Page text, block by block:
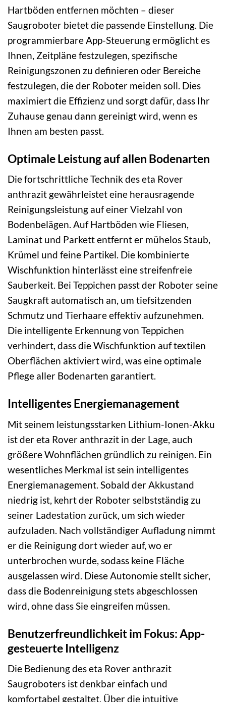
Hartböden entfernen möchten – dieser
Saugroboter bietet die passende Einstellung. Die
programmierbare App-Steuerung ermöglicht es
Ihnen, Zeitpläne festzulegen, spezifische
Reinigungszonen zu definieren oder Bereiche
festzulegen, die der Roboter meiden soll. Dies
maximiert die Effizienz und sorgt dafür, dass Ihr
Zuhause genau dann gereinigt wird, wenn es
Ihnen am besten passt.
Optimale Leistung auf allen Bodenarten
Die fortschrittliche Technik des eta Rover
anthrazit gewährleistet eine herausragende
Reinigungsleistung auf einer Vielzahl von
Bodenbelägen. Auf Hartböden wie Fliesen,
Laminat und Parkett entfernt er mühelos Staub,
Krümel und feine Partikel. Die kombinierte
Wischfunktion hinterlässt eine streifenfreie
Sauberkeit. Bei Teppichen passt der Roboter seine
Saugkraft automatisch an, um tiefsitzenden
Schmutz und Tierhaare effektiv aufzunehmen.
Die intelligente Erkennung von Teppichen
verhindert, dass die Wischfunktion auf textilen
Oberflächen aktiviert wird, was eine optimale
Pflege aller Bodenarten garantiert.
Intelligentes Energiemanagement
Mit seinem leistungsstarken Lithium-Ionen-Akku
ist der eta Rover anthrazit in der Lage, auch
größere Wohnflächen gründlich zu reinigen. Ein
wesentliches Merkmal ist sein intelligentes
Energiemanagement. Sobald der Akkustand
niedrig ist, kehrt der Roboter selbstständig zu
seiner Ladestation zurück, um sich wieder
aufzuladen. Nach vollständiger Aufladung nimmt
er die Reinigung dort wieder auf, wo er
unterbrochen wurde, sodass keine Fläche
ausgelassen wird. Diese Autonomie stellt sicher,
dass die Bodenreinigung stets abgeschlossen
wird, ohne dass Sie eingreifen müssen.
Benutzerfreundlichkeit im Fokus: App-
gesteuerte Intelligenz
Die Bedienung des eta Rover anthrazit
Saugroboters ist denkbar einfach und
komfortabel gestaltet. Über die intuitive